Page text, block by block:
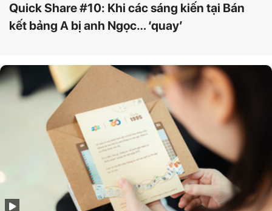
Quick Share #10: Khi các sáng kiến tại Bán
kết bảng A bị anh Ngọc… ‘quay’